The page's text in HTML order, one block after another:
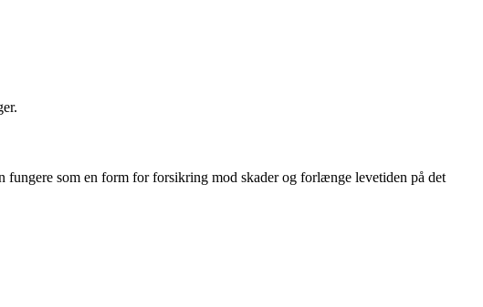
fungere som en form for forsikring mod skader og forlænge levetiden på det